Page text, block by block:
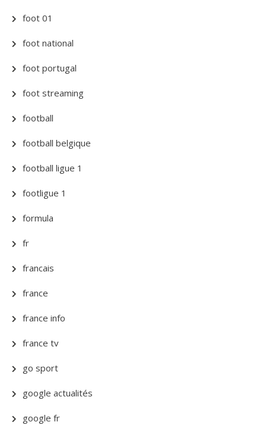
foot 01
foot national
foot portugal
foot streaming
football
football belgique
football ligue 1
footligue 1
formula
fr
francais
france
france info
france tv
go sport
google actualités
google fr